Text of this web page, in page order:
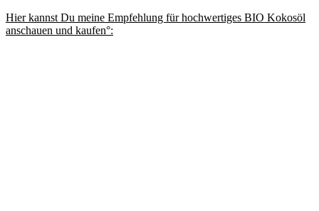
Hier kannst Du meine Empfehlung für hochwertiges BIO Kokosöl
anschauen und kaufen°: